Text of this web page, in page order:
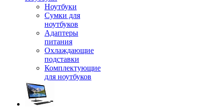
Ноутбуки
Сумки для
ноутбуков
Адаптеры
питания
Охлаждающие
подставки
Комплектующие
для ноутбуков